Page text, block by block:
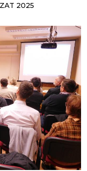
2025